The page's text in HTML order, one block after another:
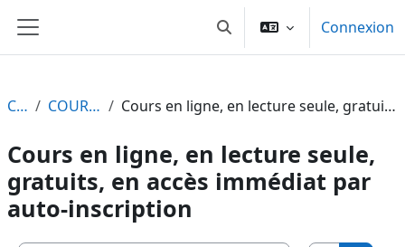
Panneau latéral Toggle search inputConnexion
Cours COURS EN LIGNE Cours en ligne, en lecture seule, gratuits, en accès immédiat par auto-inscription
Cours en ligne, en lecture seule,
gratuits, en accès immédiat par
auto-inscription